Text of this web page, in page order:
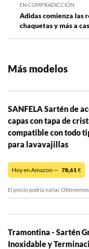
EN COMPRADICCIÓN
Adidas comienza las
chaquetas y más a
Más modelos
SANFELA Sartén de
capas con tapa de
compatible con todo
para lavavajillas
Hoy en Amazon — 78,61€
El precio podría variar.
Tramontina - Sartén
Inoxidable y